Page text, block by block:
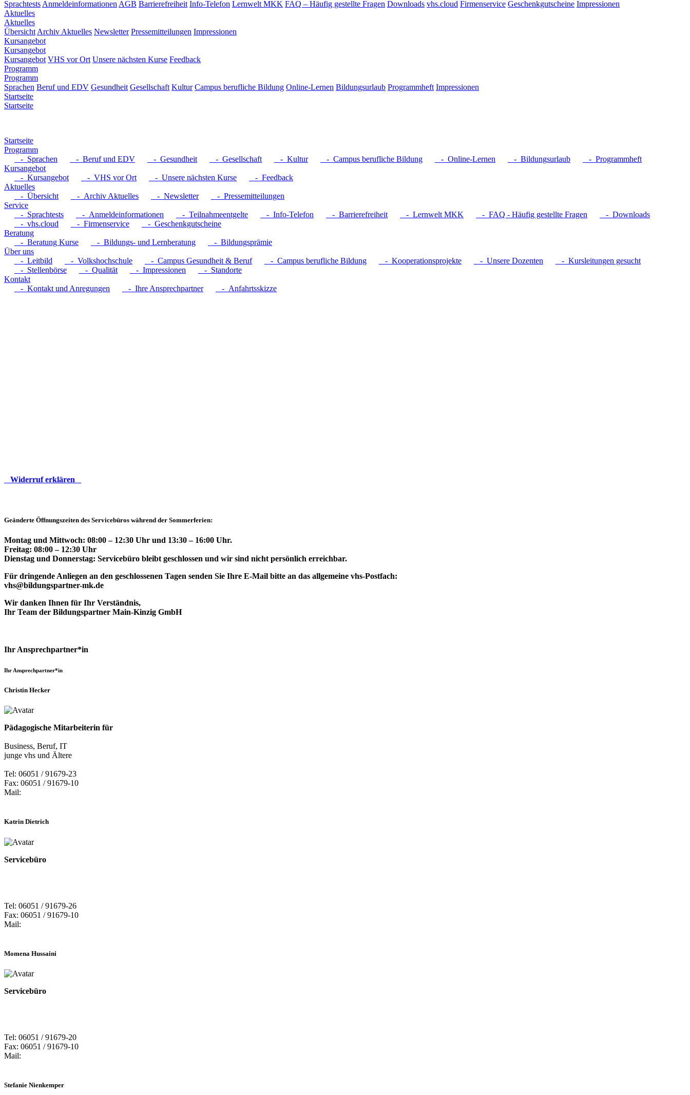
Sprachtests Anmeldeinformationen AGB Barrierefreiheit Info-Telefon Lernwelt MKK FAQ – Häufig gestellte Fragen Downloads vhs.cloud Firmenservice Geschenkgutscheine Impressionen
Aktuelles
Aktuelles
Übersicht Archiv Aktuelles Newsletter Pressemitteilungen Impressionen
Kursangebot
Kursangebot
Kursangebot VHS vor Ort Unsere nächsten Kurse Feedback
Programm
Programm
Sprachen Beruf und EDV Gesundheit Gesellschaft Kultur Campus berufliche Bildung Online-Lernen Bildungsurlaub Programmheft Impressionen
Startseite
Startseite
Startseite
Programm
- Sprachen
- Beruf und EDV - Gesundheit - Gesellschaft - Kultur - Campus berufliche Bildung - Online-Lernen - Bildungsurlaub
- Programmheft
Kursangebot
- Kursangebot
- VHS vor Ort - Unsere nächsten Kurse
- Feedback
Aktuelles
- Übersicht
- Archiv Aktuelles - Newsletter
- Pressemitteilungen
Service
- Sprachtests
- Anmeldeinformationen - Teilnahmeentgelte - Info-Telefon - Barrierefreiheit - Lernwelt MKK - FAQ - Häufig gestellte Fragen
- Downloads
- vhs.cloud
- Firmenservice
- Geschenkgutscheine
Beratung
- Beratung Kurse
- Bildungs- und Lernberatung
- Bildungsprämie
Über uns
- Leitbild
- Volkshochschule - Campus Gesundheit & Beruf - Campus berufliche Bildung - Kooperationsprojekte - Unsere Dozenten
- Kursleitungen gesucht
- Stellenbörse
- Qualität - Impressionen
- Standorte
Kontakt
- Kontakt und Anregungen
- Ihre Ansprechpartner - Anfahrtsskizze
Widerruf erklären
Geänderte Öffnungszeiten des Servicebüros während der Sommerferien:
Montag und Mittwoch: 08:00 – 12:30 Uhr und 13:30 – 16:00 Uhr.
Freitag: 08:00 – 12:30 Uhr
Dienstag und Donnerstag: Servicebüro bleibt geschlossen und wir sind nicht persönlich erreichbar.
Für dringende Anliegen an den geschlossenen Tagen senden Sie Ihre E-Mail bitte an das allgemeine vhs-Postfach:
vhs@bildungspartner-mk.de
Wir danken Ihnen für Ihr Verständnis,
Ihr Team der Bildungspartner Main-Kinzig GmbH
Ihr Ansprechpartner*in
Ihr Ansprechpartner*in
Christin Hecker
Pädagogische Mitarbeiterin für
Business, Beruf, IT
junge vhs und Ältere
Tel: 06051 / 91679-23
Fax: 06051 / 91679-10
Mail:
Katrin Dietrich
Servicebüro
Tel: 06051 / 91679-26
Fax: 06051 / 91679-10
Mail:
Momena Hussaini
Servicebüro
Tel: 06051 / 91679-20
Fax: 06051 / 91679-10
Mail:
Stefanie Nienkemper